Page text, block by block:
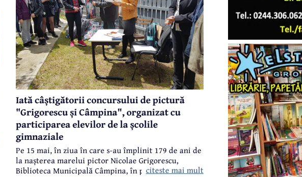
Iată câștigătorii concursului de pictură
"Grigorescu și Câmpina", organizat cu
participarea elevilor de la școlile
gimnaziale
Pe 15 mai, în ziua în care s-au împlinit 179 de ani de
la nașterea marelui pictor Nicolae Grigorescu,
Biblioteca Municipală Câmpina, în parteneriat cu
citeste mai mult